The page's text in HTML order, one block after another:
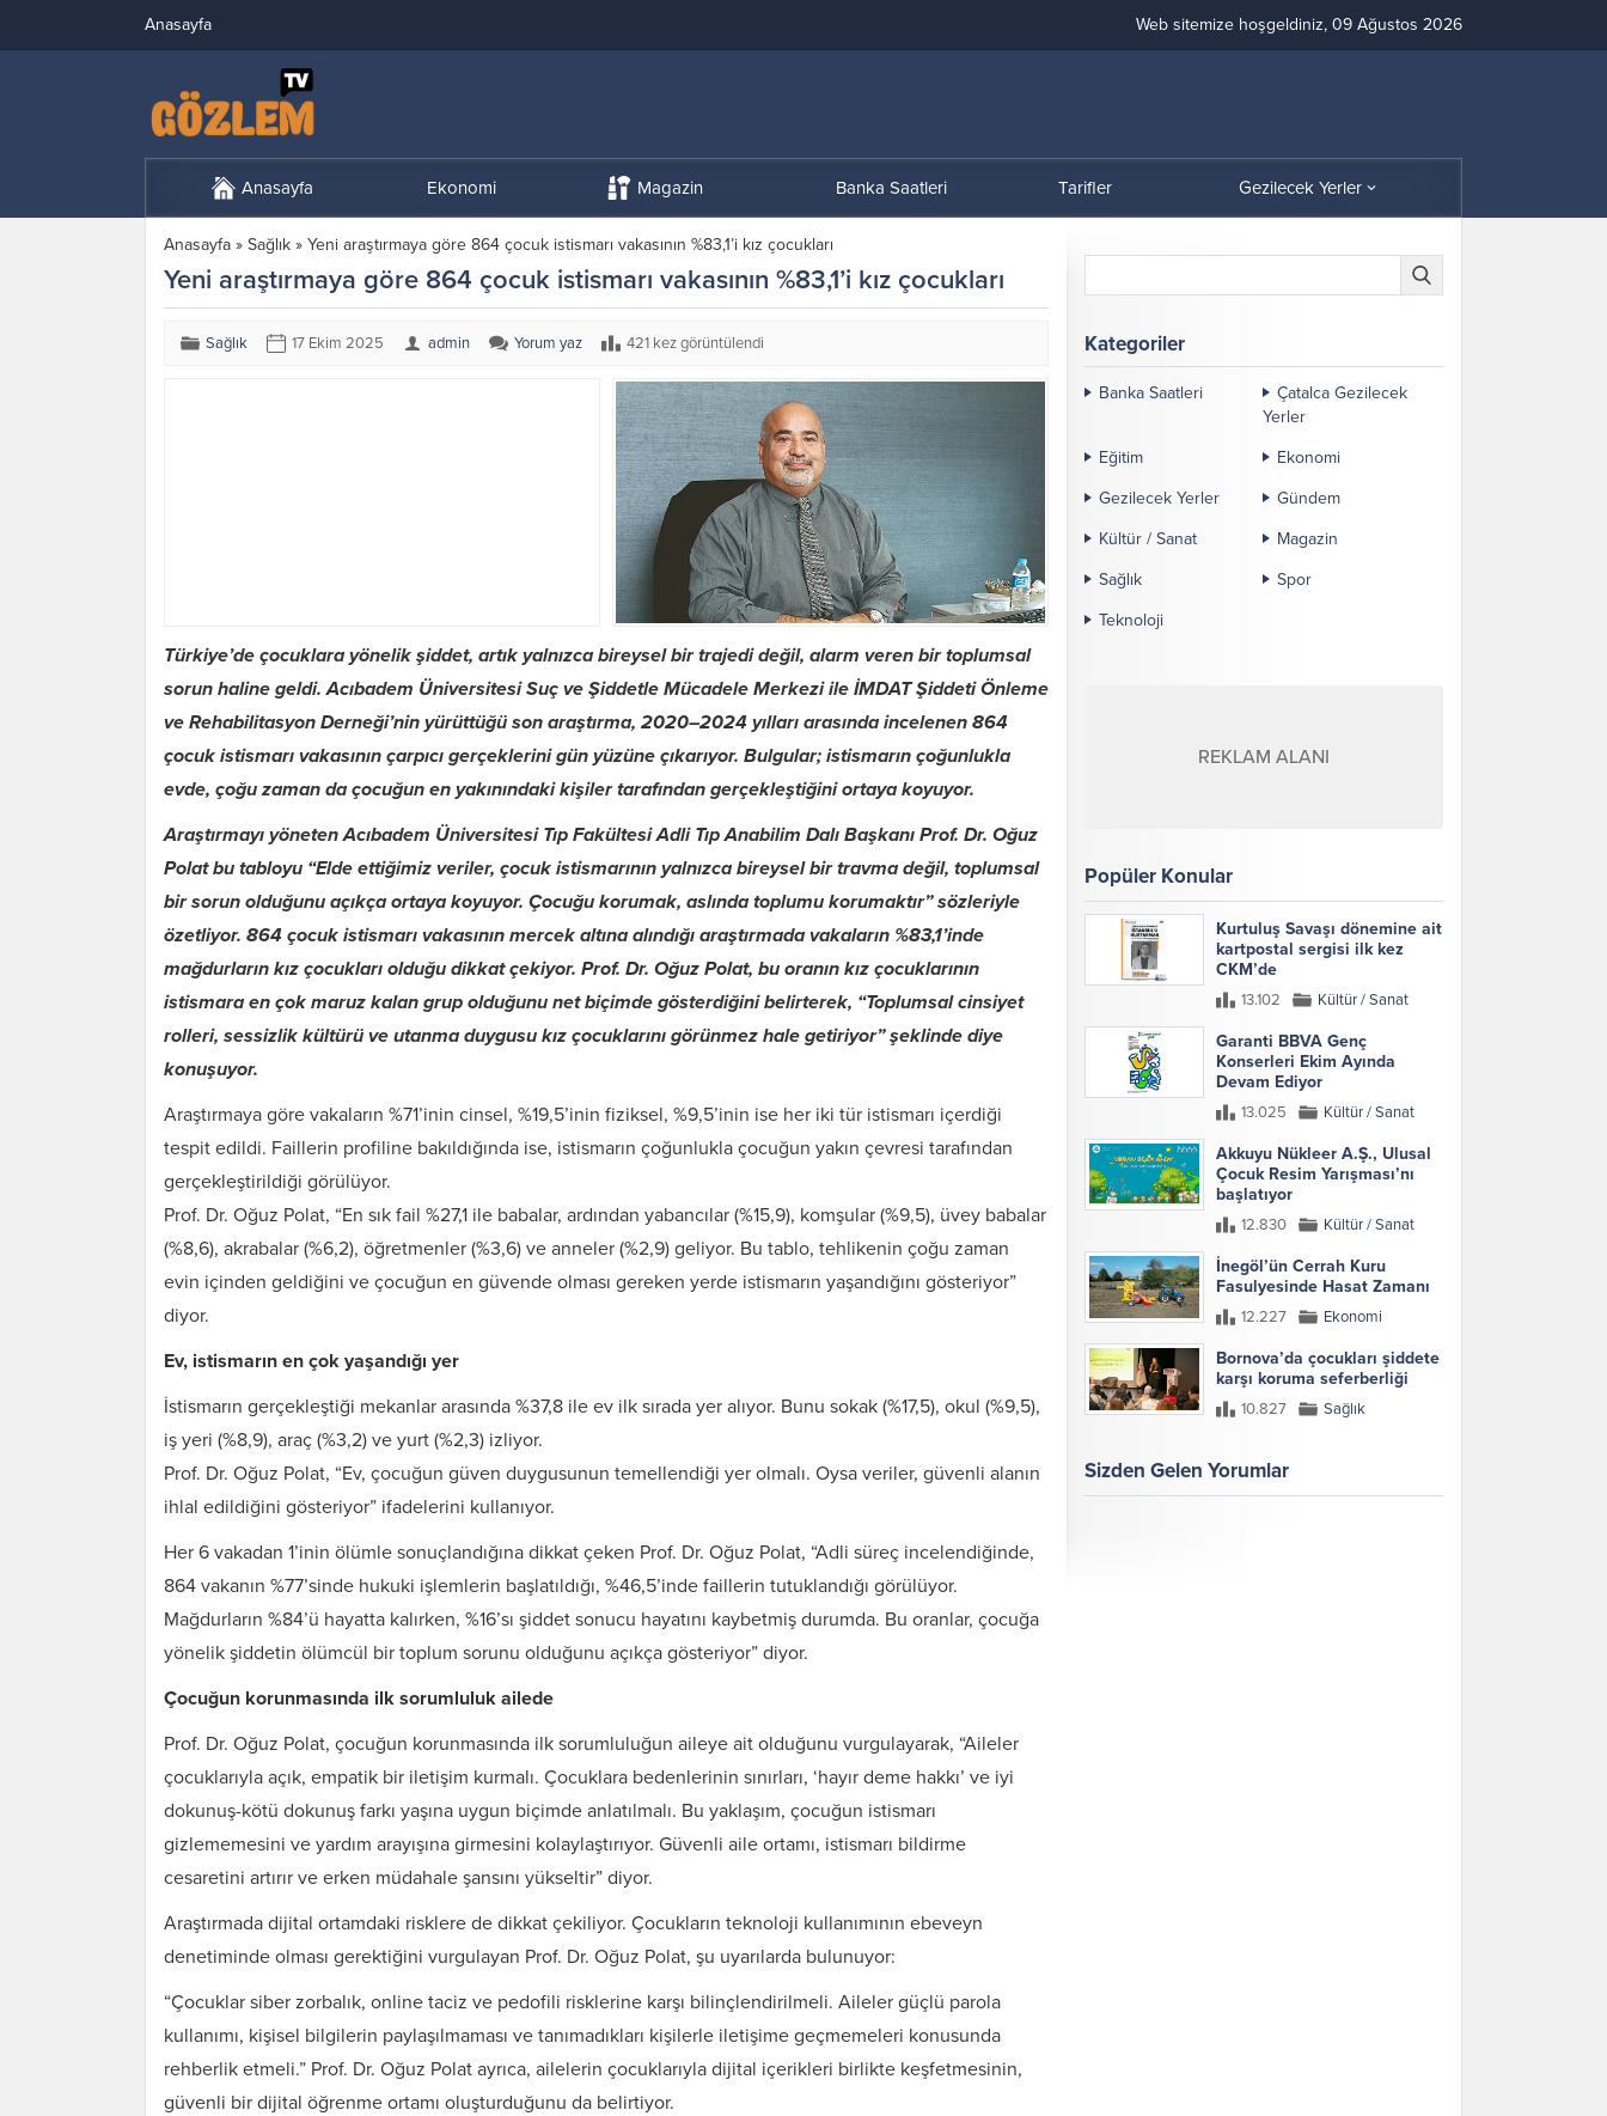
Anasayfa Web sitemize hoşgeldiniz, 09 Ağustos 2026
Anasayfa Ekonomi Magazin Banka Saatleri Tarifler Gezilecek Yerler
Anasayfa » Sağlık » Yeni araştırmaya göre 864 çocuk istismarı vakasının %83,1’i kız çocukları
Yeni araştırmaya göre 864 çocuk istismarı vakasının %83,1’i kız çocukları
Sağlık 17 Ekim 2025 admin Yorum yaz 421 kez görüntülendi
Türkiye’de çocuklara yönelik şiddet, artık yalnızca bireysel bir trajedi değil, alarm veren bir toplumsal
sorun haline geldi. Acıbadem Üniversitesi Suç ve Şiddetle Mücadele Merkezi ile İMDAT Şiddeti Önleme
ve Rehabilitasyon Derneği’nin yürüttüğü son araştırma, 2020–2024 yılları arasında incelenen 864
çocuk istismarı vakasının çarpıcı gerçeklerini gün yüzüne çıkarıyor. Bulgular; istismarın çoğunlukla
evde, çoğu zaman da çocuğun en yakınındaki kişiler tarafından gerçekleştiğini ortaya koyuyor.
Araştırmayı yöneten Acıbadem Üniversitesi Tıp Fakültesi Adli Tıp Anabilim Dalı Başkanı Prof. Dr. Oğuz
Polatbu tabloyu “Elde ettiğimiz veriler, çocuk istismarının yalnızca bireysel bir travma değil, toplumsal
bir sorun olduğunu açıkça ortaya koyuyor. Çocuğu korumak, aslında toplumu korumaktır” sözleriyle
özetliyor. 864 çocuk istismarı vakasının mercek altına alındığı araştırmada vakaların %83,1’inde
mağdurların kız çocukları olduğu dikkat çekiyor. Prof. Dr. Oğuz Polat, bu oranın kız çocuklarının
istismara en çok maruz kalan grup olduğunu net biçimde gösterdiğini belirterek, “Toplumsal cinsiyet
rolleri, sessizlik kültürü ve utanma duygusu kız çocuklarını görünmez hale getiriyor” şeklinde diye
konuşuyor.
Araştırmaya göre vakaların %71’inin cinsel, %19,5’inin fiziksel, %9,5’inin ise her iki tür istismarı içerdiği
tespit edildi. Faillerin profiline bakıldığında ise, istismarın çoğunlukla çocuğun yakın çevresi tarafından
gerçekleştirildiği görülüyor.
Prof. Dr. Oğuz Polat, “En sık fail %27,1 ile babalar, ardından yabancılar (%15,9), komşular (%9,5), üvey babalar
(%8,6), akrabalar (%6,2), öğretmenler (%3,6) ve anneler (%2,9) geliyor. Bu tablo, tehlikenin çoğu zaman
evin içinden geldiğini ve çocuğun en güvende olması gereken yerde istismarın yaşandığını gösteriyor”
diyor.
Ev, istismarın en çok yaşandığı yer
İstismarın gerçekleştiği mekanlar arasında %37,8 ile ev ilk sırada yer alıyor. Bunu sokak (%17,5), okul (%9,5),
iş yeri (%8,9), araç (%3,2) ve yurt (%2,3) izliyor.
Prof. Dr. Oğuz Polat, “Ev, çocuğun güven duygusunun temellendiği yer olmalı. Oysa veriler, güvenli alanın
ihlal edildiğini gösteriyor” ifadelerini kullanıyor.
Her 6 vakadan 1’inin ölümle sonuçlandığına dikkat çeken Prof. Dr. Oğuz Polat, “Adli süreç incelendiğinde,
864 vakanın %77’sinde hukuki işlemlerin başlatıldığı, %46,5’inde faillerin tutuklandığı görülüyor.
Mağdurların %84’ü hayatta kalırken, %16’sı şiddet sonucu hayatını kaybetmiş durumda. Bu oranlar, çocuğa
yönelik şiddetin ölümcül bir toplum sorunu olduğunu açıkça gösteriyor” diyor.
Çocuğun korunmasında ilk sorumluluk ailede
Prof. Dr. Oğuz Polat, çocuğun korunmasında ilk sorumluluğun aileye ait olduğunu vurgulayarak, “Aileler
çocuklarıyla açık, empatik bir iletişim kurmalı. Çocuklara bedenlerinin sınırları, ‘hayır deme hakkı’ ve iyi
dokunuş-kötü dokunuş farkı yaşına uygun biçimde anlatılmalı. Bu yaklaşım, çocuğun istismarı
gizlememesini ve yardım arayışına girmesini kolaylaştırıyor. Güvenli aile ortamı, istismarı bildirme
cesaretini artırır ve erken müdahale şansını yükseltir” diyor.
Araştırmada dijital ortamdaki risklere de dikkat çekiliyor. Çocukların teknoloji kullanımının ebeveyn
denetiminde olması gerektiğini vurgulayan Prof. Dr. Oğuz Polat, şu uyarılarda bulunuyor:
“Çocuklar siber zorbalık, online taciz ve pedofili risklerine karşı bilinçlendirilmeli. Aileler güçlü parola
kullanımı, kişisel bilgilerin paylaşılmaması ve tanımadıkları kişilerle iletişime geçmemeleri konusunda
rehberlik etmeli.” Prof. Dr. Oğuz Polat ayrıca, ailelerin çocuklarıyla dijital içerikleri birlikte keşfetmesinin,
güvenli bir dijital öğrenme ortamı oluşturduğunu da belirtiyor.
Kategoriler
Banka Saatleri
Çatalca Gezilecek
Yerler
Eğitim
Ekonomi
Gezilecek Yerler
Gündem
Kültür / Sanat
Magazin
Sağlık
Spor
Teknoloji
REKLAM ALANI
Popüler Konular
Kurtuluş Savaşı dönemine ait
kartpostal sergisi ilk kez
CKM’de
13.102 Kültür / Sanat
Garanti BBVA Genç
Konserleri Ekim Ayında
Devam Ediyor
13.025 Kültür / Sanat
Akkuyu Nükleer A.Ş., Ulusal
Çocuk Resim Yarışması’nı
başlatıyor
12.830 Kültür / Sanat
İnegöl’ün Cerrah Kuru
Fasulyesinde Hasat Zamanı
12.227 Ekonomi
Bornova’da çocukları şiddete
karşı koruma seferberliği
10.827 Sağlık
Sizden Gelen Yorumlar